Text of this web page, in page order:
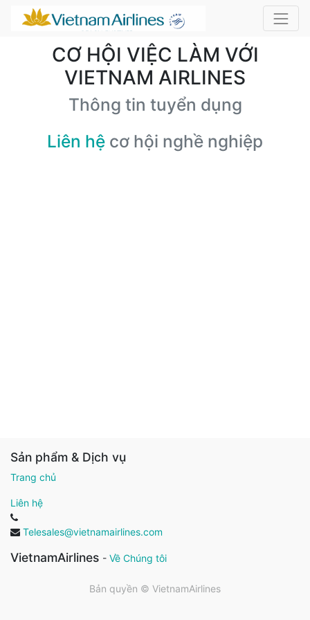
CƠ HỘI VIỆC LÀM VỚI
VIETNAM AIRLINES
Thông tin tuyển dụng
Liên hệ cơ hội nghề nghiệp
Sản phẩm & Dịch vụ
Trang chủ
Liên hệ
Telesales@vietnamairlines.com
VietnamAirlines - Về Chúng tôi
Bản quyền © VietnamAirlines